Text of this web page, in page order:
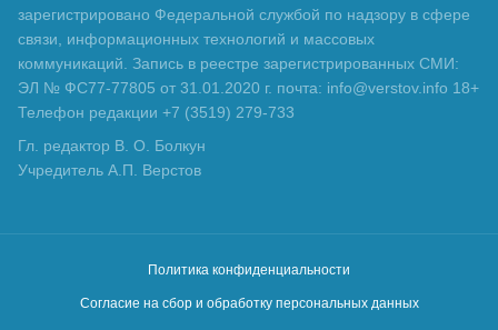
зарегистрировано Федеральной службой по надзору в сфере
связи, информационных технологий и массовых
коммуникаций. Запись в реестре зарегистрированных СМИ:
ЭЛ № ФС77-77805 от 31.01.2020 г. почта: info@verstov.info 18+
Телефон редакции +7 (3519) 279-733
Гл. редактор В. О. Болкун
Учредитель А.П. Верстов
Политика конфиденциальности
Согласие на сбор и обработку персональных данных